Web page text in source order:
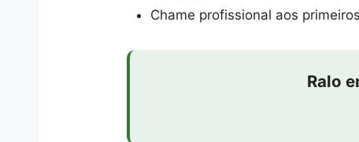
Chame profissional aos
Ralo